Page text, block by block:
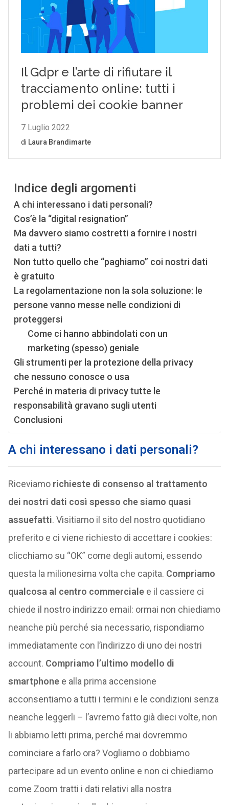
Indice degli argomenti
A chi interessano i dati personali?
Cos’è la “digital resignation”
Ma davvero siamo costretti a fornire i nostri
dati a tutti?
Non tutto quello che “paghiamo” coi nostri dati
è gratuito
La regolamentazione non la sola soluzione: le
persone vanno messe nelle condizioni di
proteggersi
Come ci hanno abbindolati con un
marketing (spesso) geniale
Gli strumenti per la protezione della privacy
che nessuno conosce o usa
Perché in materia di privacy tutte le
responsabilità gravano sugli utenti
Conclusioni
A chi interessano i dati personali?
Riceviamo richieste di consenso al trattamento
dei nostri dati così spesso che siamo quasi
assuefatti. Visitiamo il sito del nostro quotidiano
preferito e ci viene richiesto di accettare i cookies:
clicchiamo su “OK” come degli automi, essendo
questa la milionesima volta che capita. Compriamo
qualcosa al centro commerciale e il cassiere ci
chiede il nostro indirizzo email: ormai non chiediamo
neanche più perché sia necessario, rispondiamo
immediatamente con l’indirizzo di uno dei nostri
account. Compriamo l’ultimo modello di
smartphonee alla prima accensione
acconsentiamo a tutti i termini e le condizioni senza
neanche leggerli – l’avremo fatto già dieci volte, non
li abbiamo letti prima, perché mai dovremmo
cominciare a farlo ora? Vogliamo o dobbiamo
partecipare ad un evento online e non ci chiediamo
come Zoom tratti i dati relativi alla nostra